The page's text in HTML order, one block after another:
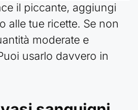
il piccante, aggiungi
alle tue ricette. Se non
moderate e
usarlo davvero in